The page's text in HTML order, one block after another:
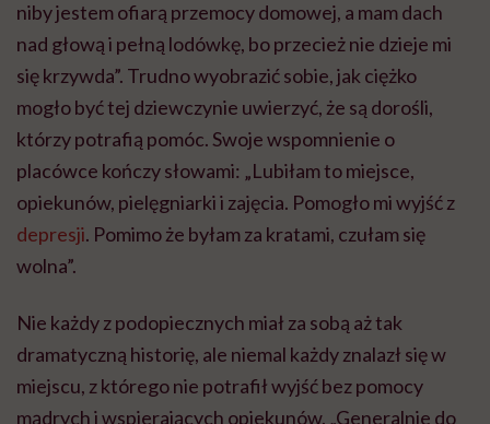
niby jestem ofiarą przemocy domowej, a mam dach
nad głową i pełną lodówkę, bo przecież nie dzieje mi
się krzywda”. Trudno wyobrazić sobie, jak ciężko
mogło być tej dziewczynie uwierzyć, że są dorośli,
którzy potrafią pomóc. Swoje wspomnienie o
placówce kończy słowami: „Lubiłam to miejsce,
opiekunów, pielęgniarki i zajęcia. Pomogło mi wyjść z
depresji. Pomimo że byłam za kratami, czułam się
wolna”.
Nie każdy z podopiecznych miał za sobą aż tak
dramatyczną historię, ale niemal każdy znalazł się w
miejscu, z którego nie potrafił wyjść bez pomocy
mądrych i wspierających opiekunów. „Generalnie do